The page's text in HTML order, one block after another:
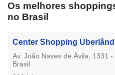
Os melhores
no Brasil
Center Shopping
Av. João Naves de Ávila, 1331
Brasil